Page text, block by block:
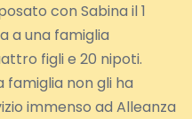
con Sabina il 1
a una famiglia
figli e 20 nipoti.
famiglia non gli ha
immenso ad Alleanza